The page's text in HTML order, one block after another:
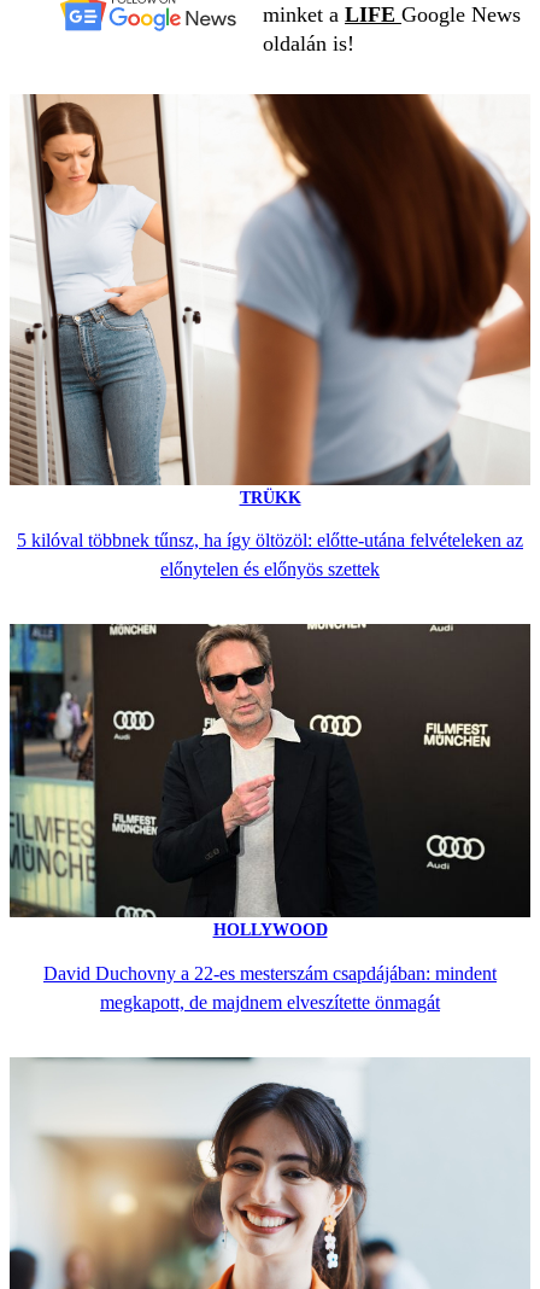
minket a LIFE Google News
oldalán is!
TRÜKK
5 kilóval többnek tűnsz, ha így öltözöl: előtte-utána felvételeken az
előnytelen és előnyös szettek
HOLLYWOOD
David Duchovny a 22-es mesterszám csapdájában: mindent
megkapott, de majdnem elveszítette önmagát